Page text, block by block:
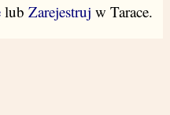
lub Zarejestruj w Tarace.